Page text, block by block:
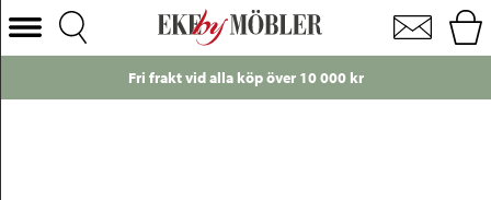
Tea värmeljus Ø3,8 cm vit 20-pack
Välj Kategori
Fri frakt vid alla köp över 10 000 kr